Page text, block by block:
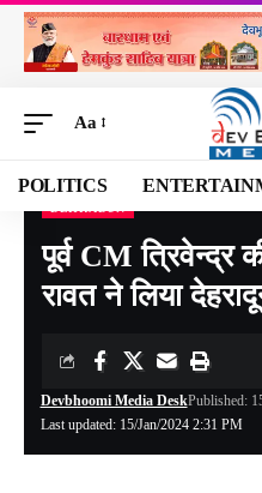
Aa
POLITICS
Devbhoomi Media>Blog>
पूर्व CM त्रिवेन्द्र
रावत ने लिया
Last updated: 15/Jan/2024 2:31 PM
Devbhoomi Media DeskPublished: